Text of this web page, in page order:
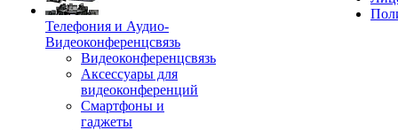
Телефония и Аудио-
Видеоконференцсвязь
Видеоконференцсвязь
Аксессуары для
видеоконференций
Смартфоны и
гаджеты